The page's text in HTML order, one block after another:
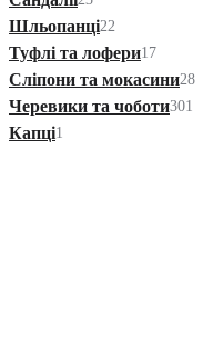
Шльопанці22
Туфлі та лофери17
Сліпони та мокасини28
Черевики та чоботи301
Капці1